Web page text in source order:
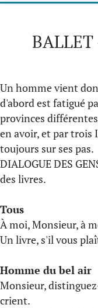
Un homme vient
d'abord est fatigué
provinces
en avoir, et par
toujours sur ses pas.
DIALOGUE DES
des livres.
Tous
À moi, Monsieur, à
Un livre, s'il vous
Homme du bel air
Monsieur,
crient.